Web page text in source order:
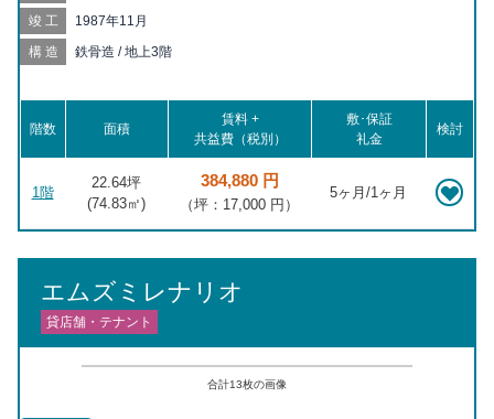
17分, 中井 徒歩20分
竣工 1987年11月
構造 鉄骨造 / 地上3階
階数 面積
賃料 +
共益費（税別）
敷･保証
礼金
検討
1階
22.64坪
(74.83㎡)
384,880 円
（坪：17,000 円）
5ヶ月/1ヶ月
エムズミレナリオ
貸店舗・テナント
合計13枚の画像